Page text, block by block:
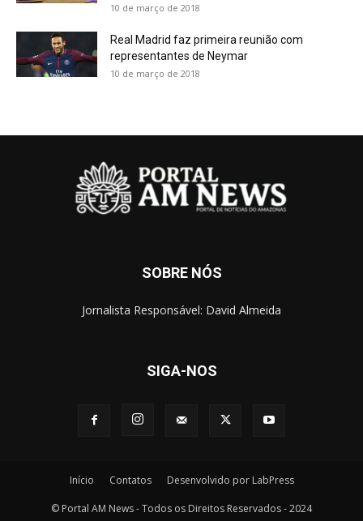
10 de março de 2018
Real Madrid faz primeira reunião com
representantes de Neymar
10 de março de 2018
SOBRE NÓS
Jornalista Responsável: David Almeida
SIGA-NOS
Início Contatos Desenvolvido por LabPress
© Portal AM News - Todos os Direitos Reservados - 2024